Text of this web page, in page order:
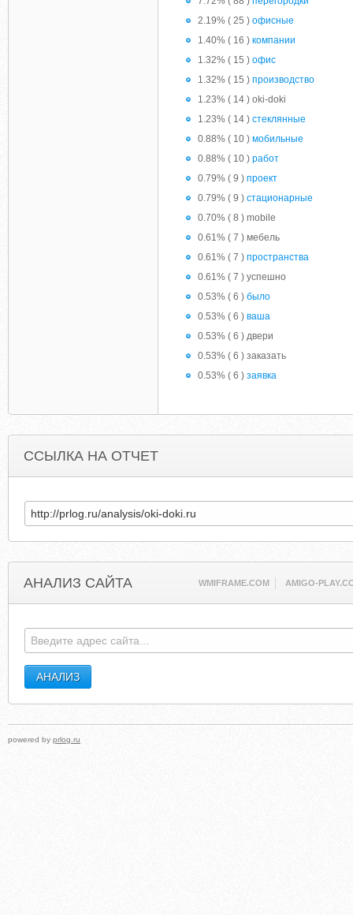
2.19% ( 25 ) офисные
1.40% ( 16 ) компании
1.32% ( 15 ) офис
1.32% ( 15 ) производство
1.23% ( 14 ) oki-doki
1.23% ( 14 ) стеклянные
0.88% ( 10 ) мобильные
0.88% ( 10 ) работ
0.79% ( 9 ) проект
0.79% ( 9 ) стационарные
0.70% ( 8 ) mobile
0.61% ( 7 ) мебель
0.61% ( 7 ) пространства
0.61% ( 7 ) успешно
0.53% ( 6 ) было
0.53% ( 6 ) ваша
0.53% ( 6 ) двери
0.53% ( 6 ) заказать
0.53% ( 6 ) заявка
ССЫЛКА НА ОТЧЕТ
АНАЛИЗ САЙТА WMIFRAME.COM AMIGO-
powered by prlog.ru